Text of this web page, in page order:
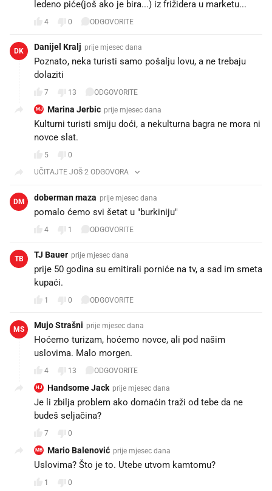
ledeno piće(još ako je bira...) iz frižidera u marketu...
4 0 ODGOVORITE
DK Danijel Kralj prije mjesec dana
Poznato, neka turisti samo pošalju lovu, a ne trebaju
dolaziti
7 13 ODGOVORITE
MJ Marina Jerbic prije mjesec dana
Kulturni turisti smiju doći, a nekulturna bagra ne mora ni
novce slat.
5
0
UČITAJTE JOŠ 2 ODGOVORA
DM doberman maza prije mjesec dana
pomalo ćemo svi šetat u "burkiniju"
4 1 ODGOVORITE
TB TJ Bauer prije mjesec dana
prije 50 godina su emitirali porniće na tv, a sad im smeta
kupaći.
1 0 ODGOVORITE
MS Mujo Strašni prije mjesec dana
Hoćemo turizam, hoćemo novce, ali pod našim
uslovima. Malo morgen.
4 13 ODGOVORITE
HJ Handsome Jack prije mjesec dana
Je li zbilja problem ako domaćin traži od tebe da ne
budeš seljačina?
7 0
MB Mario Balenović prije mjesec dana
Uslovima? Što je to. Utebe utvom kamtomu?
1
0